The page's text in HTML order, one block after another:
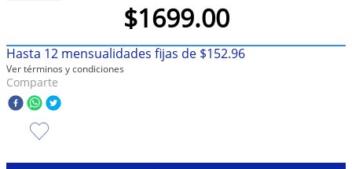
$1699.00
Hasta 12 mensualidades fijas de $152.96
Ver términos y condiciones
Comparte
taylor swift